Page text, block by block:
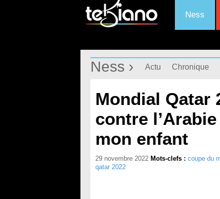
Ness
Ness › Actu Chronique
Mondial Qatar
contre
mon enfant
29 novembre 2022 Mots-clefs : coupe du
qatar 2022